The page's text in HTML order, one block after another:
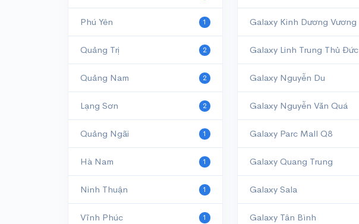
Phú Yên 1
Quảng Trị 2
Quảng Nam 2
Lạng Sơn 2
Quảng Ngãi 1
Hà Nam 1
Ninh Thuận 1
Vĩnh Phúc 1
Galaxy Kinh Dương Vương
Galaxy Linh Trung Thủ Đức
Galaxy Nguyễn Du
Galaxy Nguyễn Văn Quá
Galaxy Parc Mall Q8
Galaxy Quang Trung
Galaxy Sala
Galaxy Tân Bình